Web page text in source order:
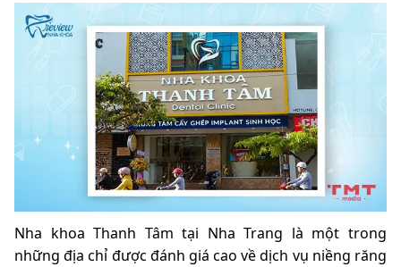
Nha khoa Thanh Tâm tại Nha Trang là một trong
những địa chỉ được đánh giá cao về dịch vụ niềng răng